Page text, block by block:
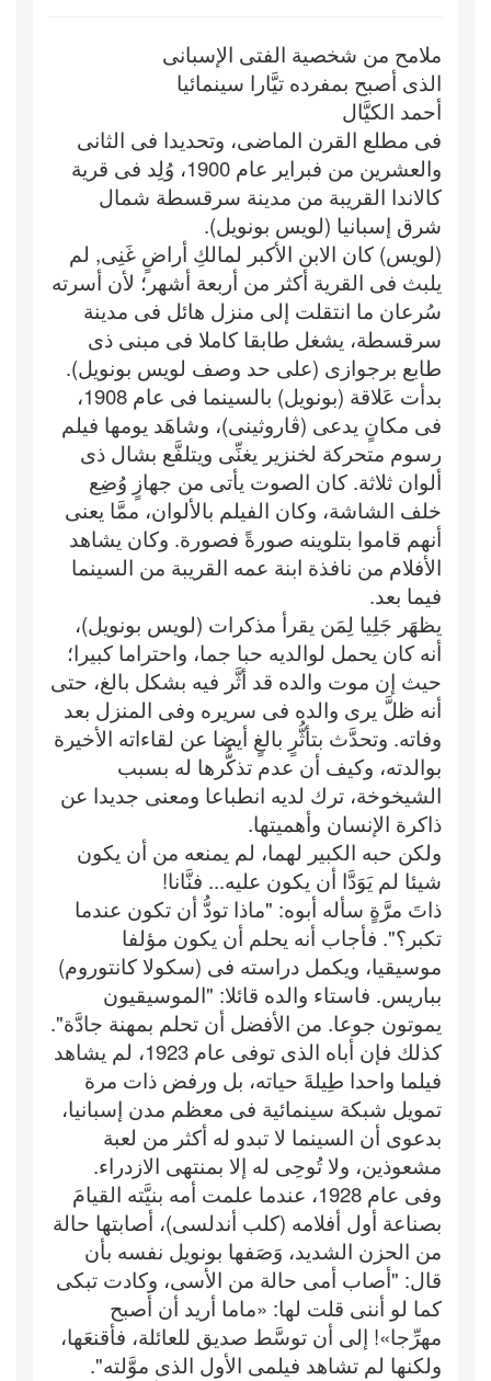
ملامح من شخصية الفتى الإسبانى
الذى أصبح بمفرده تيَّارا سينمائيا
أحمد الكيَّال
فى مطلع القرن الماضى، وتحديدا فى الثانى
والعشرين من فبراير عام 1900، وُلِد فى قرية
كالاندا القريبة من مدينة سرقسطة شمال
شرق إسبانيا (لويس بونويل).
(لويس) كان الابن الأكبر لمالكِ أراضٍ غَنِى, لم
يلبث فى القرية أكثر من أربعة أشهر؛ لأن أسرته
سُرعان ما انتقلت إلى منزل هائل فى مدينة
سرقسطة، يشغل طابقا كاملا فى مبنى ذى
طابع برجوازى (على حد وصف لويس بونويل).
بدأت عَلاقة (بونويل) بالسينما فى عام 1908،
فى مكانٍ يدعى (ڤاروثينى)، وشاهَد يومها فيلم
رسوم متحركة لخنزير يغنِّى ويتلفَّع بشال ذى
ألوان ثلاثة. كان الصوت يأتى من جهازٍ وُضِع
خلف الشاشة، وكان الفيلم بالألوان، ممَّا يعنى
أنهم قاموا بتلوينه صورةً فصورة. وكان يشاهد
الأفلام من نافذة ابنة عمه القريبة من السينما
فيما بعد.
يظهَر جَلِيا لِمَن يقرأ مذكرات (لويس بونويل)،
أنه كان يحمل لوالديه حبا جما، واحتراما كبيرا؛
حيث إن موت والده قد أثَّر فيه بشكل بالغ، حتى
أنه ظلَّ يرى والده فى سريره وفى المنزل بعد
وفاته. وتحدَّث بتأثُّرٍ بالغٍ أيضا عن لقاءاته الأخيرة
بوالدته، وكيف أن عدم تذكُّرها له بسبب
الشيخوخة، ترك لديه انطباعا ومعنى جديدا عن
ذاكرة الإنسان وأهميتها.
ولكن حبه الكبير لهما، لم يمنعه من أن يكون
شيئا لم يَوَدَّا أن يكون عليه... فنَّانا!
ذاتَ مرَّةٍ سأله أبوه: "ماذا تودُّ أن تكون عندما
تكبر؟". فأجاب أنه يحلم أن يكون مؤلفا
موسيقيا، ويكمل دراسته فى (سكولا كانتوروم)
بباريس. فاستاء والده قائلا: "الموسيقيون
يموتون جوعا. من الأفضل أن تحلم بمهنة جادَّة".
كذلك فإن أباه الذى توفى عام 1923، لم يشاهد
فيلما واحدا طِيلةَ حياته، بل ورفض ذات مرة
تمويل شبكة سينمائية فى معظم مدن إسبانيا،
بدعوى أن السينما لا تبدو له أكثر من لعبة
مشعوذين، ولا تُوحِى له إلا بمنتهى الازدراء.
وفى عام 1928، عندما علمت أمه بنيَّته القيامَ
بصناعة أول أفلامه (كلب أندلسى)، أصابتها حالة
من الحزن الشديد، وَصَفها بونويل نفسه بأن
قال: "أصاب أمى حالة من الأسى، وكادت تبكى
كما لو أننى قلت لها: «ماما أريد أن أصبح
مهرِّجا»! إلى أن توسَّط صديق للعائلة، فأقنعَها،
ولكنها لم تشاهد فيلمى الأول الذى موَّلته".